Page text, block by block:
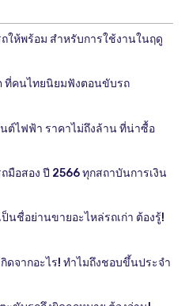
ถให้พร้อม สำหรับการใช้งานในฤดู
ที่คนไทยนิยมฟังตอนขับรถ
ต์ไฟฟ้า ราคาไม่ถึงล้าน ที่น่าซื้อ
มือสอง ปี 2566 ทุกสถาบันการเงิน
ป็นชื่อย่านขายอะไหล่รถเก่า ต้องรู้!
ดจากอะไร! ทำไมถึงชอบขึ้นประจำ